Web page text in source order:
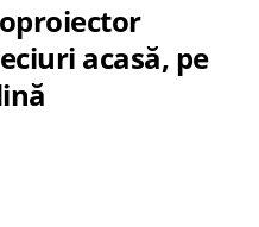
acasă, pe